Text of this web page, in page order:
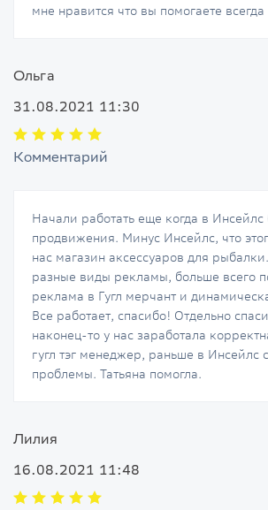
мне нравится что вы помогаете
Ольга
31.08.2021 11:30
Комментарий
Начали работать еще когда в Инсейлс
продвижения. Минус Инсейлс, что
нас магазин аксессуаров для
разные виды рекламы, больше всего
реклама в Гугл мерчант и
Все работает, спасибо! Отдельно
наконец-то у нас заработала
гугл тэг менеджер, раньше в Инсейлс
проблемы. Татьяна помогла.
Лилия
16.08.2021 11:48